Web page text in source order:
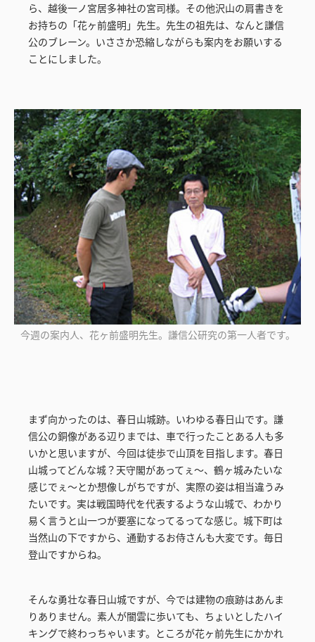
ら、越後一ノ宮居多神社の宮司様。その他沢山の肩書きを
お持ちの「花ヶ前盛明」先生。先生の祖先は、なんと謙信
公のブレーン。いささか恐縮しながらも案内をお願いする
ことにしました。
今週の案内人、花ヶ前盛明先生。謙信公研究の第一人者です。
まず向かったのは、春日山城跡。いわゆる春日山です。謙
信公の銅像がある辺りまでは、車で行ったことある人も多
いかと思いますが、今回は徒歩で山頂を目指します。春日
山城ってどんな城？天守閣があってぇ～、鶴ヶ城みたいな
感じでぇ～とか想像しがちですが、実際の姿は相当違うみ
たいです。実は戦国時代を代表するような山城で、わかり
易く言うと山一つが要塞になってるってな感じ。城下町は
当然山の下ですから、通勤するお侍さんも大変です。毎日
登山ですからね。
そんな勇壮な春日山城ですが、今では建物の痕跡はあんま
りありません。素人が闇雲に歩いても、ちょいとしたハイ
キングで終わっちゃいます。ところが花ヶ前先生にかかれ